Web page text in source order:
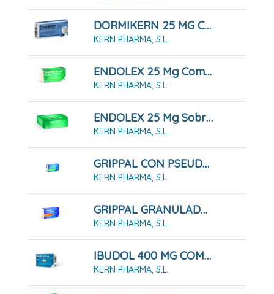
DORMIKERN 25 MG COMPRIMIDOS RECUBIERTOS CON PELICULA , 14 Comprimidos
KERN PHARMA, S.L.
ENDOLEX 25 Mg Comprimidos Recubiertos Con Película, 12 Comprimidos
KERN PHARMA, S.L.
ENDOLEX 25 Mg Sobres Solución Oral, 10 Sobres
KERN PHARMA, S.L.
GRIPPAL CON PSEUDOEFEDRINA Y DEXTROMETORFANO CÁPSULAS DURAS, 16 Cápsulas
KERN PHARMA, S.L.
GRIPPAL GRANULADO PARA SOLUCION ORAL , 10 Sobres
KERN PHARMA, S.L.
IBUDOL 400 MG COMPRIMIDOS RECUBIERTOS CON PELICULA EFG , 20 Comprimidos
KERN PHARMA, S.L.